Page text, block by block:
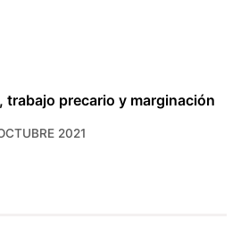
trabajo precario y marginación
2021